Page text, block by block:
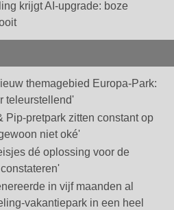
krijgt AI-upgrade: boze
themagebied Europa-Park:
teleurstellend'
Pip-pretpark zitten constant op
niet oké'
dé oplossing voor de
in vijf maanden al
vakantiepark in een heel